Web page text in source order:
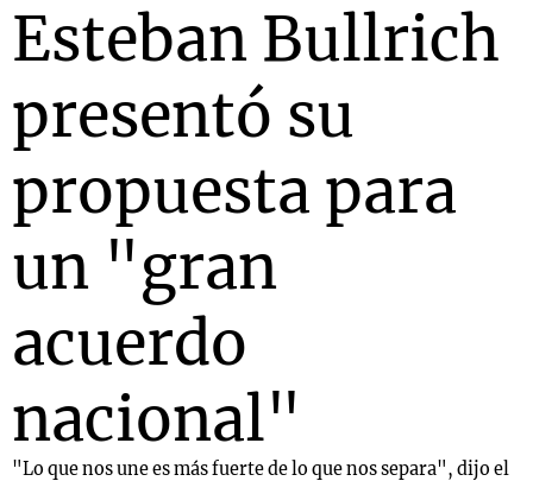
Esteban Bullrich
presentó su
propuesta para
un "gran
acuerdo
nacional"
"Lo que nos une es más fuerte de lo que nos separa", dijo el